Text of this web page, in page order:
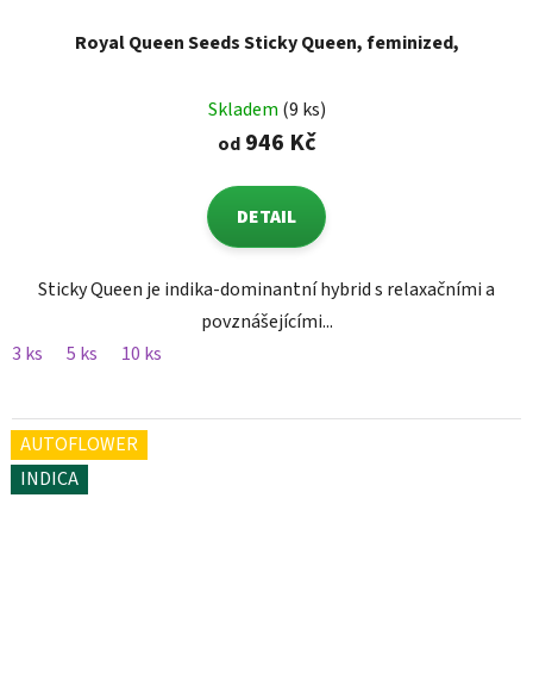
Royal Queen Seeds Sticky Queen, feminized,
Skladem (9 ks)
od946 Kč
DETAIL
Sticky Queen je indika-dominantní hybrid s relaxačními a
povznášejícími...
3 ks
5 ks 10 ks
AUTOFLOWER
INDICA